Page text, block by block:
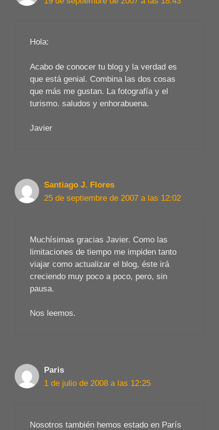
Hola:
Acabo de conocer tu blog y la verdad es
que está genial. Combina las dos cosas
que más me gustan. La fotografía y el
turismo. saludos y enhorabuena.
Javier
Santiago J. Flores
25 de septiembre de 2007 a las 12:02
Muchísimas gracias Javier. Como las
limitaciones de tiempo me impiden tanto
viajar como actualizar el blog, éste irá
creciendo muy poco a poco, pero, sin
pausa.
Nos leemos.
Paris
1 de julio de 2008 a las 12:25
Nosotros también hemos estado en París